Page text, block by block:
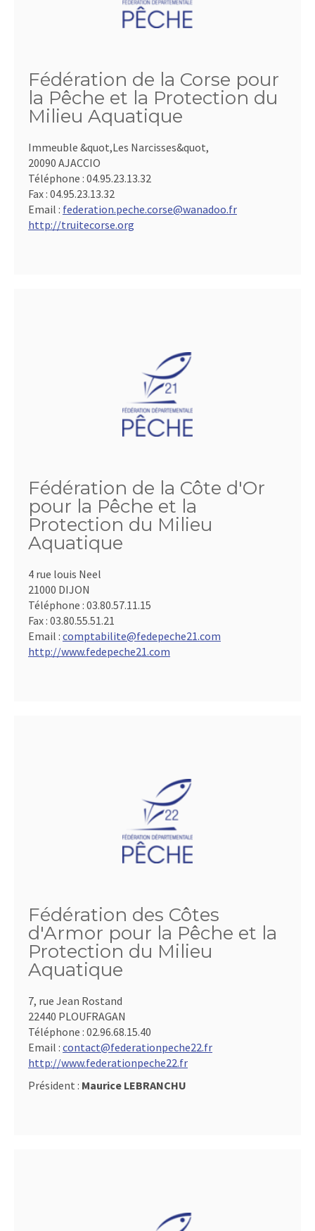
Fédération de la Corse pour
la Pêche et la Protection du
Milieu Aquatique
Immeuble &quot,Les Narcisses&quot,
20090 AJACCIO
Téléphone : 04.95.23.13.32
Fax : 04.95.23.13.32
Email : federation.peche.corse@wanadoo.fr
http://truitecorse.org
Fédération de la Côte d'Or
pour la Pêche et la
Protection du Milieu
Aquatique
4 rue louis Neel
21000 DIJON
Téléphone : 03.80.57.11.15
Fax : 03.80.55.51.21
Email : comptabilite@fedepeche21.com
http://www.fedepeche21.com
Fédération des Côtes
d'Armor pour la Pêche et la
Protection du Milieu
Aquatique
7, rue Jean Rostand
22440 PLOUFRAGAN
Téléphone : 02.96.68.15.40
Email : contact@federationpeche22.fr
http://www.federationpeche22.fr
Président : Maurice LEBRANCHU